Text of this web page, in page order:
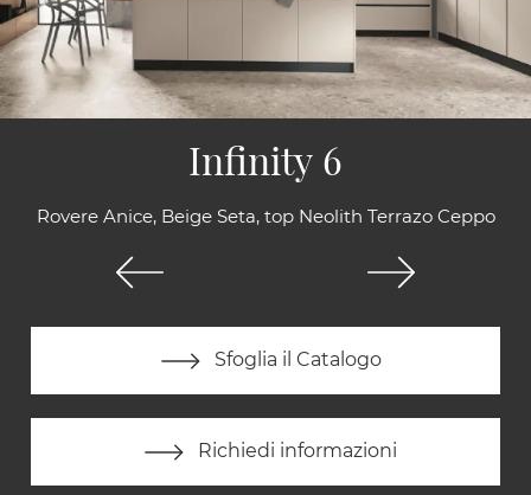
Rovere Anice, Beige Seta, top Neolith Terrazo Ceppo
Sfoglia il Catalogo
Richiedi informazioni
Infinity 6